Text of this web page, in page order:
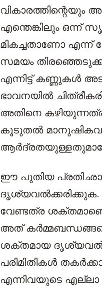
വികാരത്തിന്റെയും
എന്തെങ്കിലും ഒന്ന്
മികച്ചതാണോ എന്ന്
സമയം
എന്നിട്ട് കണ്ണുകൾ
ഭാവനയിൽ
അതിനെ
കൂടുതൽ
ഈ പുതിയ
ദൃശ്യവൽക്കരിക്കുക.
വേണ്ടത്ര
അത്
ശക്തമായ
പരിമിതികൾ
എന്നിവയുടെ എല്ലാ